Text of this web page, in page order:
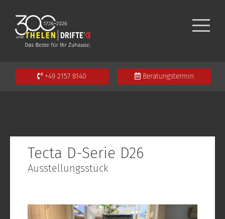
+49 2157 8140 Beratungstermin
Tecta D-Serie D26
Ausstellungsstück